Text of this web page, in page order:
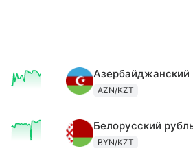
Азербайджанский
AZN/KZT
Белорусский
BYN/KZT